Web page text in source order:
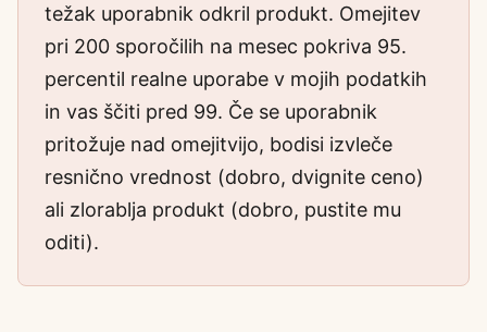
težak uporabnik odkril produkt. Omejitev
pri 200 sporočilih na mesec pokriva 95.
percentil realne uporabe v mojih podatkih
in vas ščiti pred 99. Če se uporabnik
pritožuje nad omejitvijo, bodisi izvleče
resnično vrednost (dobro, dvignite ceno)
ali zlorablja produkt (dobro, pustite mu
oditi).